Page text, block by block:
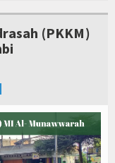
dengan Kegiatan
dan Tasyakuran Milad
Al Munawwarah:
dalam program
Guru MI Al
Meriahkan Pawai MTQ
Upacara
(PKKM)